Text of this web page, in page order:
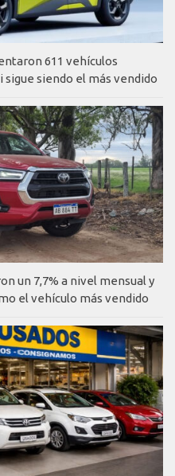
611 vehículos
siendo el más vendido
un 7,7% a nivel mensual y
el vehículo más vendido